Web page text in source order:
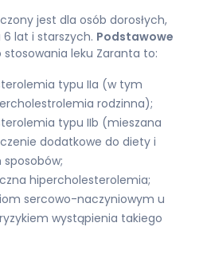
jest dla osób dorosłych,
6 lat i starszych. Podstawowe
leku Zaranta to:
typu IIa (w tym
rodzinna);
typu IIb (mieszana
dodatkowe do diety i
hipercholesterolemia;
sercowo-naczyniowym u
wystąpienia takiego